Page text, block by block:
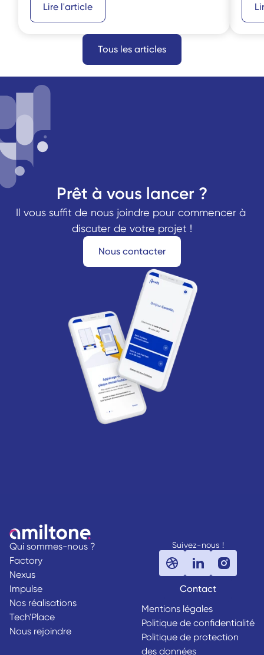
Lire l'article
Tous les articles
Prêt à vous lancer ?
Il vous suffit de nous joindre pour commencer à
discuter de votre projet !
Nous contacter
Contact
Suivez-nous !
Mentions légales
Politique de confidentialité
Politique de protection
des données
Qui sommes-nous ?
Factory
Nexus
Impulse
Nos réalisations
Tech'Place
Nous rejoindre